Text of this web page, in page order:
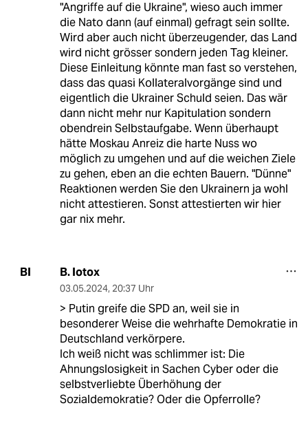
"Angriffe auf die Ukraine", wieso auch immer
die Nato dann (auf einmal) gefragt sein sollte.
Wird aber auch nicht überzeugender, das Land
wird nicht grösser sondern jeden Tag kleiner.
Diese Einleitung könnte man fast so verstehen,
dass das quasi Kollateralvorgänge sind und
eigentlich die Ukrainer Schuld seien. Das wär
dann nicht mehr nur Kapitulation sondern
obendrein Selbstaufgabe. Wenn überhaupt
hätte Moskau Anreiz die harte Nuss wo
möglich zu umgehen und auf die weichen Ziele
zu gehen, eben an die echten Bauern. "Dünne"
Reaktionen werden Sie den Ukrainern ja wohl
nicht attestieren. Sonst attestierten wir hier
gar nix mehr.
BI B. Iotox
03.05.2024, 20:37 Uhr
> Putin greife die SPD an, weil sie in
besonderer Weise die wehrhafte Demokratie in
Deutschland verkörpere.
Ich weiß nicht was schlimmer ist: Die
Ahnungslosigkeit in Sachen Cyber oder die
selbstverliebte Überhöhung der
Sozialdemokratie? Oder die Opferrolle?